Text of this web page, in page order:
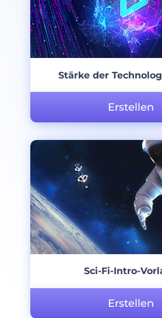
Stärke der
Erstellen
Sci-Fi-Intro-
Erstellen